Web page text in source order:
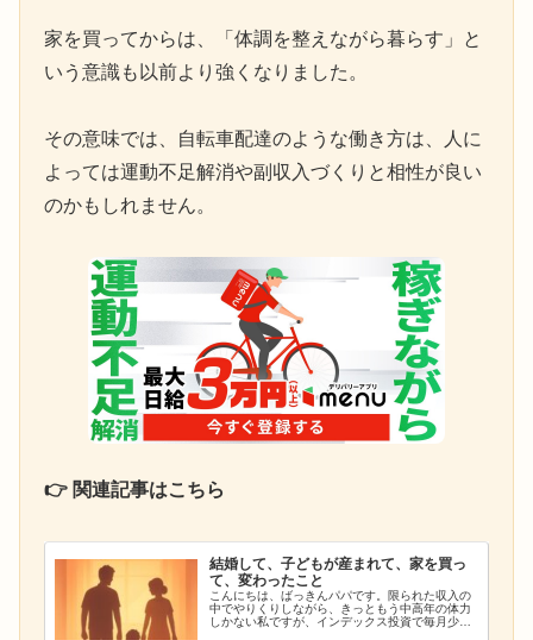
家を買ってからは、「体調を整えながら暮らす」と
いう意識も以前より強くなりました。
その意味では、自転車配達のような働き方は、人に
よっては運動不足解消や副収入づくりと相性が良い
のかもしれません。
👉 関連記事はこちら
結婚して、子どもが産まれて、家を買っ
て、変わったこと
こんにちは、ばっきんパパです。限られた収入の
中でやりくりしながら、きっともう中高年の体力
しかない私ですが、インデックス投資で毎月少し